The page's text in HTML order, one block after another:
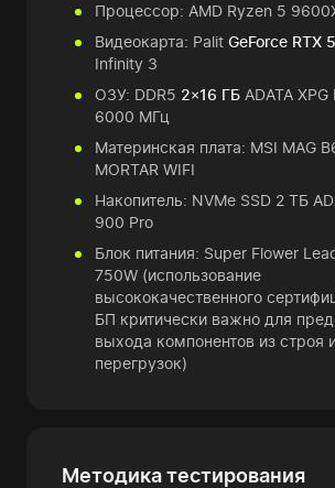
Процессор: AMD Ryzen 5
Видеокарта: Palit GeForce RTX
Infinity 3
ОЗУ: DDR5 2×16 ГБ ADATA
6000 МГц
Материнская плата: MSI MAG
MORTAR WIFI
Накопитель: NVMe SSD 2 ТБ
900 Pro
Блок питания: Super Flower
750W (использование
высококачественного
БП критически важно для
выхода компонентов из строя
перегрузок)
Методика тестирования